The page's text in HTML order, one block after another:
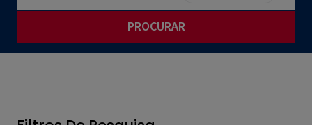
PROCURAR